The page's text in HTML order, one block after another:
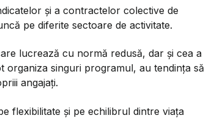
și a contractelor colective de
pe diferite sectoare de activitate.
lucrează cu normă redusă, dar și cea a
organiza singuri programul, au tendința să
angajați.
flexibilitate și pe echilibrul dintre viața